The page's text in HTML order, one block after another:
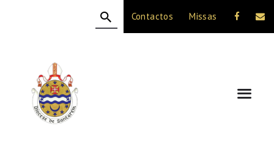
Contactos Missas
A DIOCESE
CELEBRAÇÃO
VIDA CRISTÃ
NOTÍCIAS